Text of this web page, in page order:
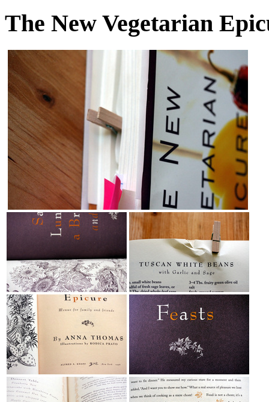
The New Vegetarian